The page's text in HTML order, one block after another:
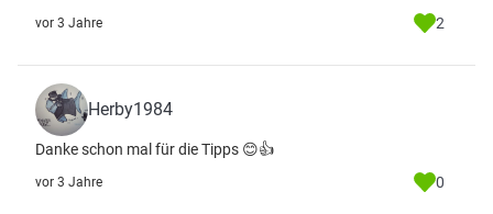
vor 3 Jahre 2
Herby1984
Danke schon mal für die Tipps 😊👍
vor 3 Jahre 0